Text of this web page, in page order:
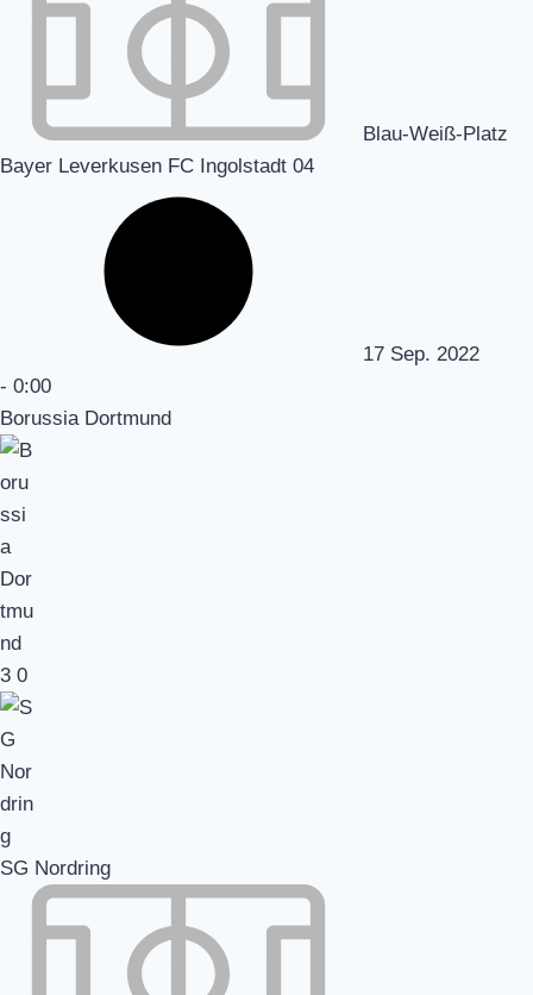
Blau-Weiß-Platz
Bayer Leverkusen FC Ingolstadt 04
17 Sep. 2022
- 0:00
Borussia Dortmund
3 0
SG Nordring